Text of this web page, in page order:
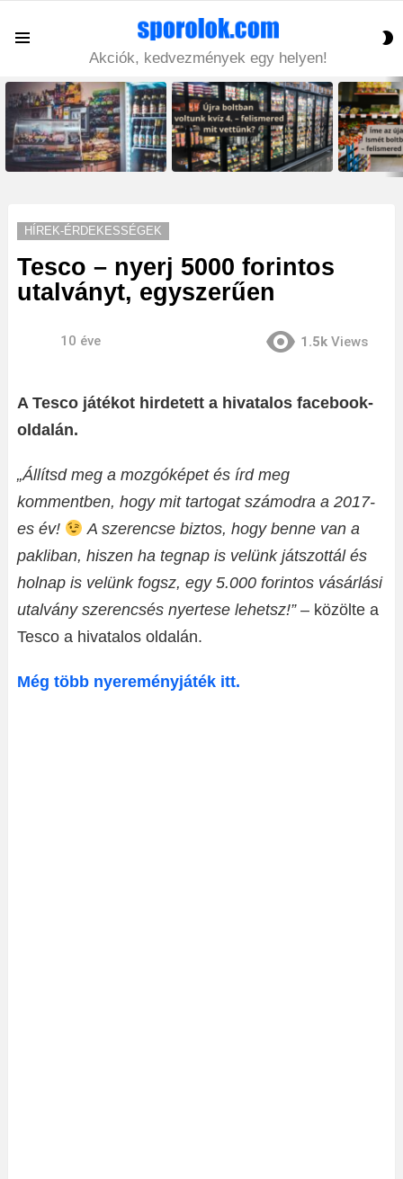
Akciók, kedvezmények egy helyen!
LATEST
STORIES
HÍREK-ÉRDEKESSÉGEK
Tesco – nyerj 5000 forintos
utalványt, egyszerűen
10 éve 1.5k Views
A Tesco játékot hirdetett a hivatalos facebook-
oldalán.
„Állítsd meg a mozgóképet és írd meg
kommentben, hogy mit tartogat számodra a 2017-
es év!
A szerencse biztos, hogy benne van a
pakliban, hiszen ha tegnap is velünk játszottál és
holnap is velünk fogsz, egy 5.000 forintos vásárlási
utalvány szerencsés nyertese lehetsz!”– közölte a
Tesco a hivatalos oldalán.
Még több nyereményjáték itt.